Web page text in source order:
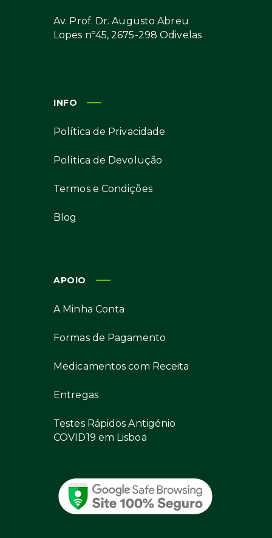
Av. Prof. Dr. Augusto Abreu
Lopes nº45, 2675-298 Odivelas
INFO
Política de Privacidade
Política de Devolução
Termos e Condições
Blog
APOIO
A Minha Conta
Formas de Pagamento
Medicamentos com Receita
Entregas
Testes Rápidos Antigénio
COVID19 em Lisboa